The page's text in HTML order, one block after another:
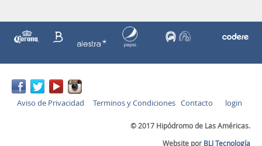
Aviso de Privacidad Terminos y Condiciones Contacto login
© 2017 Hipódromo de Las Américas.
Website por BLJ Tecnología